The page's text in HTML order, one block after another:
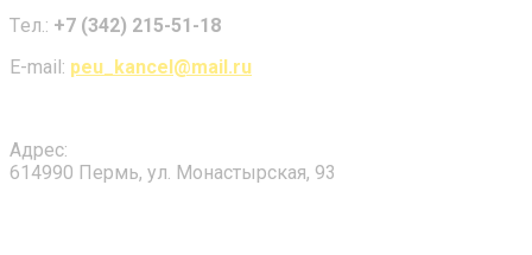
Tел.: +7 (342) 215-51-18
E-mail: peu_kancel@mail.ru
Адрес:
614990 Пермь, ул. Монастырская, 93